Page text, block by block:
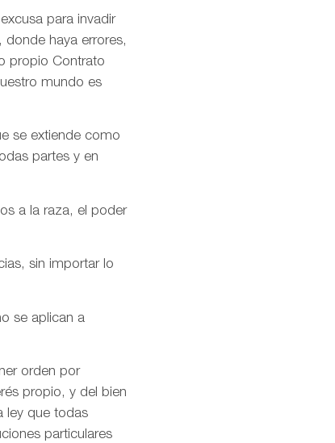
para invadir
haya errores,
propio Contrato
mundo es
se extiende como
partes y en
a la raza, el poder
sin importar lo
se aplican a
orden por
propio, y del bien
ley que todas
particulares